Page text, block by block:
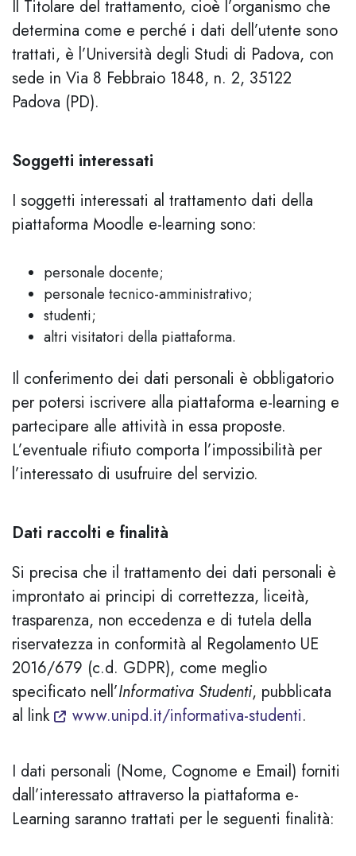
Il Titolare del trattamento, cioè l’organismo che
determina come e perché i dati dell’utente sono
trattati, è l’Università degli Studi di Padova, con
sede in Via 8 Febbraio 1848, n. 2, 35122
Padova (PD).
Soggetti interessati
I soggetti interessati al trattamento dati della
piattaforma Moodle e-learning sono:
personale docente;
personale tecnico-amministrativo;
studenti;
altri visitatori della piattaforma.
Il conferimento dei dati personali è obbligatorio
per potersi iscrivere alla piattaforma e-learning e
partecipare alle attività in essa proposte.
L’eventuale rifiuto comporta l’impossibilità per
l’interessato di usufruire del servizio.
Dati raccolti e finalità
Si precisa che il trattamento dei dati personali è
improntato ai principi di correttezza, liceità,
trasparenza, non eccedenza e di tutela della
riservatezza in conformità al Regolamento UE
2016/679 (c.d. GDPR), come meglio
specificato nell’Informativa Studenti, pubblicata
al link
www.unipd.it/informativa-studenti.
I dati personali (Nome, Cognome e Email) forniti
dall’interessato attraverso la piattaforma e-
Learning saranno trattati per le seguenti finalità: